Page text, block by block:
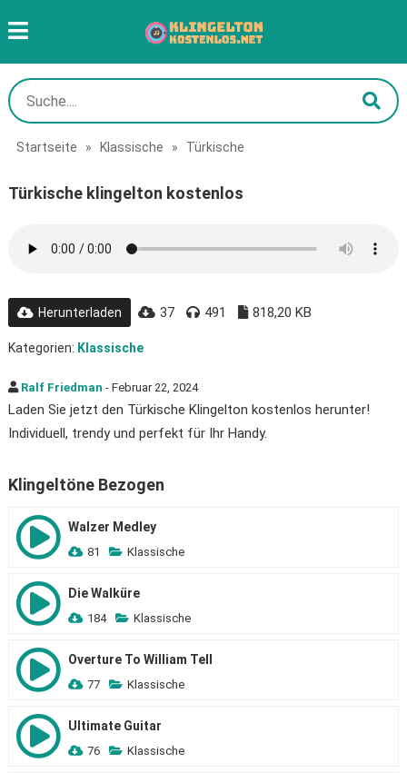
Startseite » Klassische » Türkische
Türkische klingelton kostenlos
Herunterladen 37 491 818,20 KB
Kategorien: Klassische
Ralf Friedman - Februar 22, 2024
Laden Sie jetzt den Türkische Klingelton kostenlos herunter!
Individuell, trendy und perfekt für Ihr Handy.
Klingeltöne Bezogen
Walzer Medley
81 Klassische
Die Walküre
184 Klassische
Overture To William Tell
77 Klassische
Ultimate Guitar
76 Klassische